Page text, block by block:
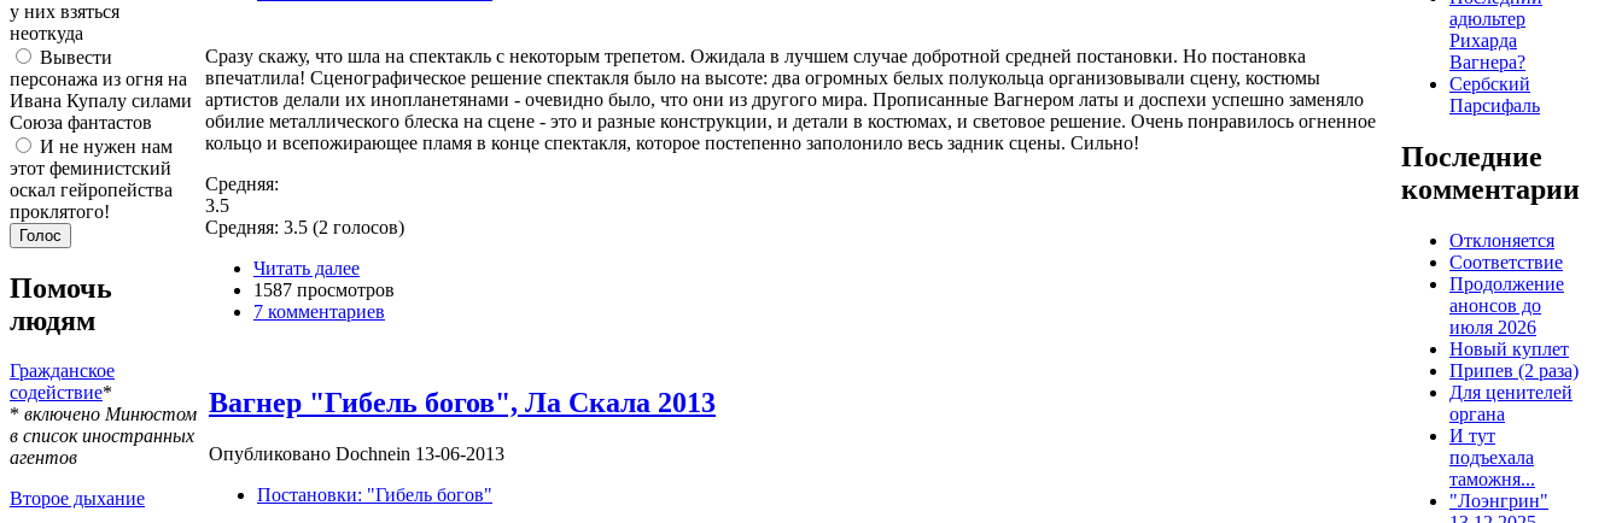
у них взяться
неоткуда
Вывести
персонажа из огня на
Ивана Купалу силами
Союза фантастов
И не нужен нам
этот феминистский
оскал гейропейства
проклятого!
Помочь
людям
Гражданское
содействие*
* включено Минюстом
в список иностранных
агентов
Второе дыхание
Сразу скажу, что шла на спектакль с некоторым трепетом. Ожидала в лучшем случае добротной средней постановки. Но постановка
впечатлила! Сценографическое решение спектакля было на высоте: два огромных белых полукольца организовывали сцену, костюмы
артистов делали их инопланетянами - очевидно было, что они из другого мира. Прописанные Вагнером латы и доспехи успешно заменяло
обилие металлического блеска на сцене - это и разные конструкции, и детали в костюмах, и световое решение. Очень понравилось огненное
кольцо и всепожирающее пламя в конце спектакля, которое постепенно заполонило весь задник сцены. Сильно!
Средняя:
3.5
Средняя: 3.5 (2 голосов)
Читать далее
1587 просмотров
7 комментариев
Вагнер "Гибель богов", Ла Скала 2013
Опубликовано Dochnein 13-06-2013
Постановки: "Гибель богов"
адюльтер
Рихарда
Вагнера?
Сербский
Парсифаль
Последние
комментарии
Отклоняется
Соответствие
Продолжение
анонсов до
июля 2026
Новый куплет
Припев (2 раза)
Для ценителей
органа
И тут
подъехала
таможня...
"Лоэнгрин"